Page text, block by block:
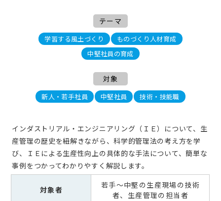
テーマ
学習する風土づくり
ものづくり人材育成
中堅社員の育成
対象
新人・若手社員 中堅社員 技術・技能職
インダストリアル・エンジニアリング（ＩＥ）について、生
産管理の歴史を紐解きながら、科学的管理法の考え方を学
び、ＩＥによる生産性向上の具体的な手法について、簡単な
事例をつかってわかりやすく解説します。
対象者
若手～中堅の生産現場の技術
者、生産管理の担当者